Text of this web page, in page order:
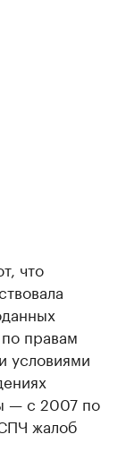
что
правам
условиями
— с 2007 по
жалоб